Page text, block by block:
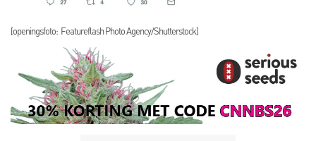
[openingsfoto: Featureflash Photo Agency/Shutterstock]